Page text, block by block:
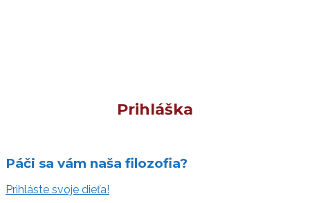
Prihláška
Páči sa vám naša filozofia?
Prihláste svoje dieťa!